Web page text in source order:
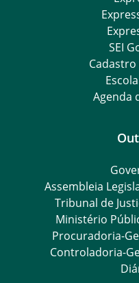
SEI
Agenda
Assembleia
Tribunal de
Ministério
Procuradoria-
Controladoria-